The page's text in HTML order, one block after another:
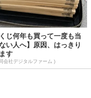
くじ何年も買って一度も当
い人へ】原因、はっきり
す
会社デジタルファーム )